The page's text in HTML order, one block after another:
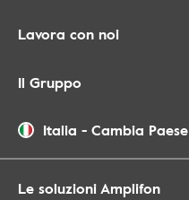
Lavora con noi
Il Gruppo
Italia - Cambia Paese
Le soluzioni Amplifon